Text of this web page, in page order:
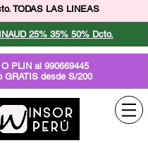
TODAS LAS LINEAS
25% 35% 50% Dcto.
PLIN al 990669445
GRATIS desde S/200